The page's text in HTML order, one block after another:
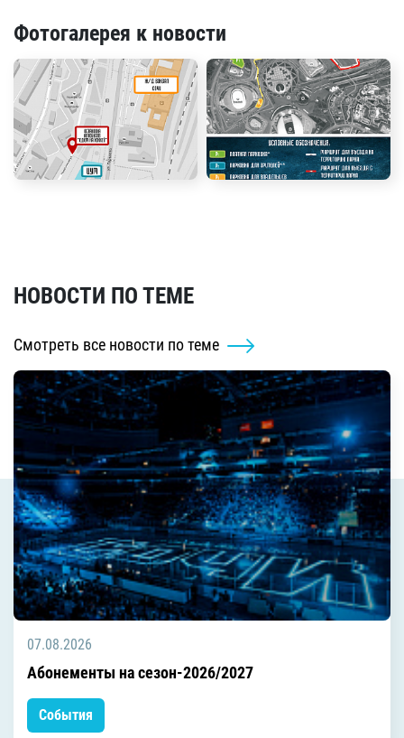
Фотогалерея к новости
НОВОСТИ ПО ТЕМЕ
Смотреть все новости по теме
07.08.2026
Абонементы на сезон-2026/2027
События